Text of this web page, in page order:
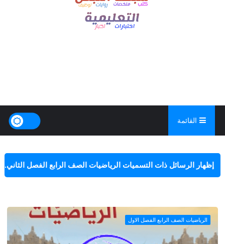
القائمة
‏إظهار الرسائل ذات التسميات الرياضيات الصف الرابع الفصل الثاني.
الرياضيات الصف الرابع الفصل الاول